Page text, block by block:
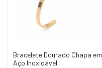
Bracelete Dourado Chapa em
Aço Inoxidável